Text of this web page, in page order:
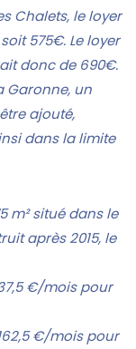
Chalets, le loyer
575€. Le loyer
donc de 690€.
Garonne, un
ajouté,
dans la limite
m² situé dans le
après 2015, le
€/mois pour
€/mois pour